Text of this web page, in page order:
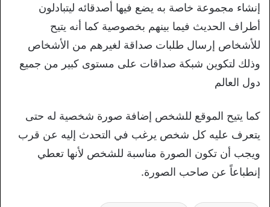
إنشاء مجموعة خاصة به يضع فيها أصدقائه ليتبادلون
أطراف الحديث فيما بينهم بخصوصية كما أنه يتيح
للأشخاص إرسال طلبات صداقة لغيرهم من الأشخاص
وذلك لتكوين شبكة صداقات على مستوى كبير من جميع
دول العالم
كما يتيح الموقع للشخص إضافة صورة شخصية له حتى
يتعرف عليه كل شخص يرغب في التحدث إليه عن قرب
ويجب أن تكون الصورة مناسبة للشخص لأنها تعطي
إنطباعاً عن صاحب الصورة.